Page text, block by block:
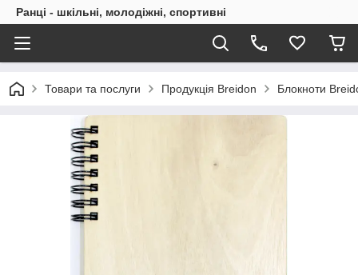
Ранці - шкільні, молодіжні, спортивні
Товари та послуги Продукція Breidon Блокноти